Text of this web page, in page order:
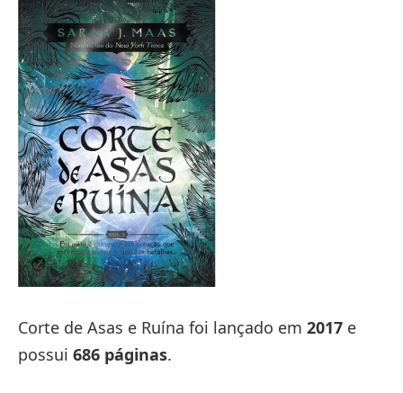
Corte de Asas e Ruína foi lançado em 2017 e
possui 686 páginas.